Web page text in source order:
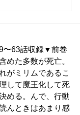
63話収録▼前巻
めた多数が死亡。
がミリムであるこ
して魔王化して死
める。んで、行動
んときはあまり感